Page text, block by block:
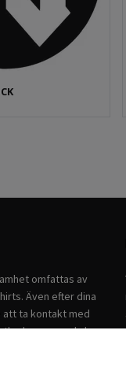
omfattas av
Även efter dina
att ta kontakt med
om du har